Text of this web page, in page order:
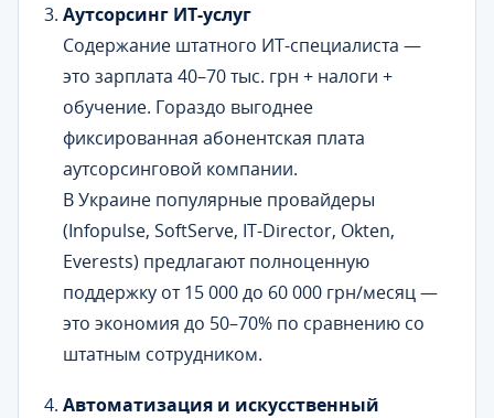
Аутсорсинг ИТ-услуг
Содержание штатного ИТ-специалиста —
это зарплата 40–70 тыс. грн + налоги +
обучение. Гораздо выгоднее
фиксированная абонентская плата
аутсорсинговой компании.
В Украине популярные провайдеры
(Infopulse, SoftServe, IT-Director, Okten,
Everests) предлагают полноценную
поддержку от 15 000 до 60 000 грн/месяц —
это экономия до 50–70% по сравнению со
штатным сотрудником.
Автоматизация и искусственный